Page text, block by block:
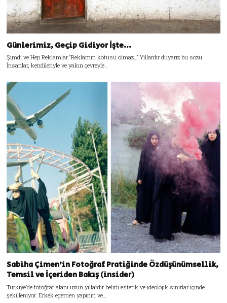
Günlerimiz, Geçip Gidiyor İşte…
Şimdi ve Hep Reklamlar “Reklamın kötüsü olmaz…” Yıllardır duyarız bu sözü.
İnsanlar, kendileriyle ve yakın çevreyle…
Sabiha Çimen’in Fotoğraf Pratiğinde Özdüşünümsellik,
Temsil ve İçeriden Bakış (insider)
Türkiye’de fotoğraf alanı uzun yıllardır belirli estetik ve ideolojik sınırlar içinde
şekilleniyor. Erkek egemen yapının ve…